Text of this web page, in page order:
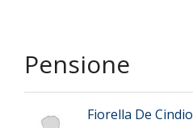
Pensione
Fiorella De Cindio